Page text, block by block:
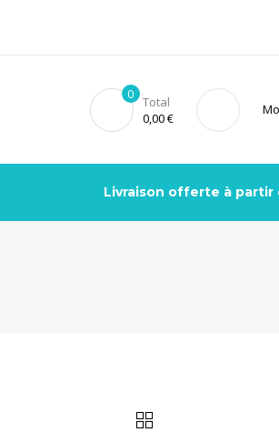
0,00€
Total
0
Livraison offerte à partir